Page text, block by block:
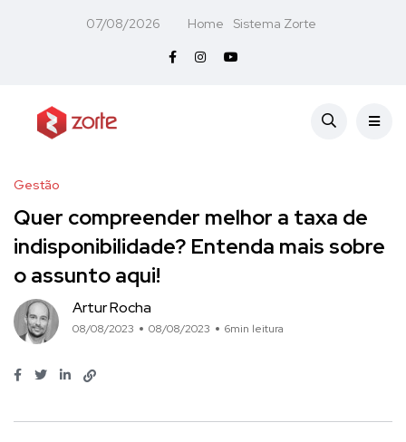
07/08/2026 Home Sistema Zorte
Gestão
Quer compreender melhor a taxa de
indisponibilidade? Entenda mais sobre
o assunto aqui!
Artur Rocha
08/08/2023 08/08/2023 6min leitura